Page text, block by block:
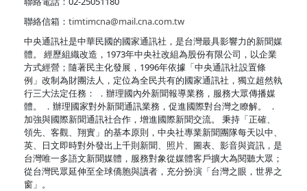
聯絡信箱： timtimcna@mail.cna.com.tw
中央通訊社是中華民國的國家通訊社，是台灣最具影響力的新聞媒
體。 經歷組織改造，1973年中央社改組為股份有限公司，以企業
方式經營；隨著民主化發展，1996年依據「中央通訊社設置條
例」改制為財團法人，定位為全民共有的國家通訊社，獨立超然執
行三大法定任務： ．辦理國內外新聞報導業務，服務大眾傳播媒
體。 ．辦理國家對外新聞通訊業務，促進國際對台灣之瞭解。 ．
加強與國際新聞通訊社合作，增進國際新聞交流。 秉持「正確、
領先、客觀、翔實」的基本原則，中央社專業新聞團隊每天以中、
英、日文即時對外發出上千則新聞、照片、圖表、影音與資訊，是
台灣唯一多語文新聞媒體，服務對象從媒體客戶擴大為閱聽大眾；
從台灣民眾延伸至全球僑胞與讀者，充分扮演「台灣之眼，世界之
窗」。